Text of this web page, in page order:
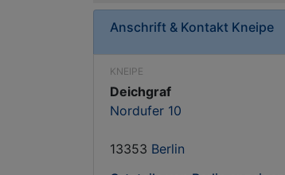
Anschrift & Kontakt Kneipe
KNEIPE
Deichgraf
Nordufer 10
13353 Berlin